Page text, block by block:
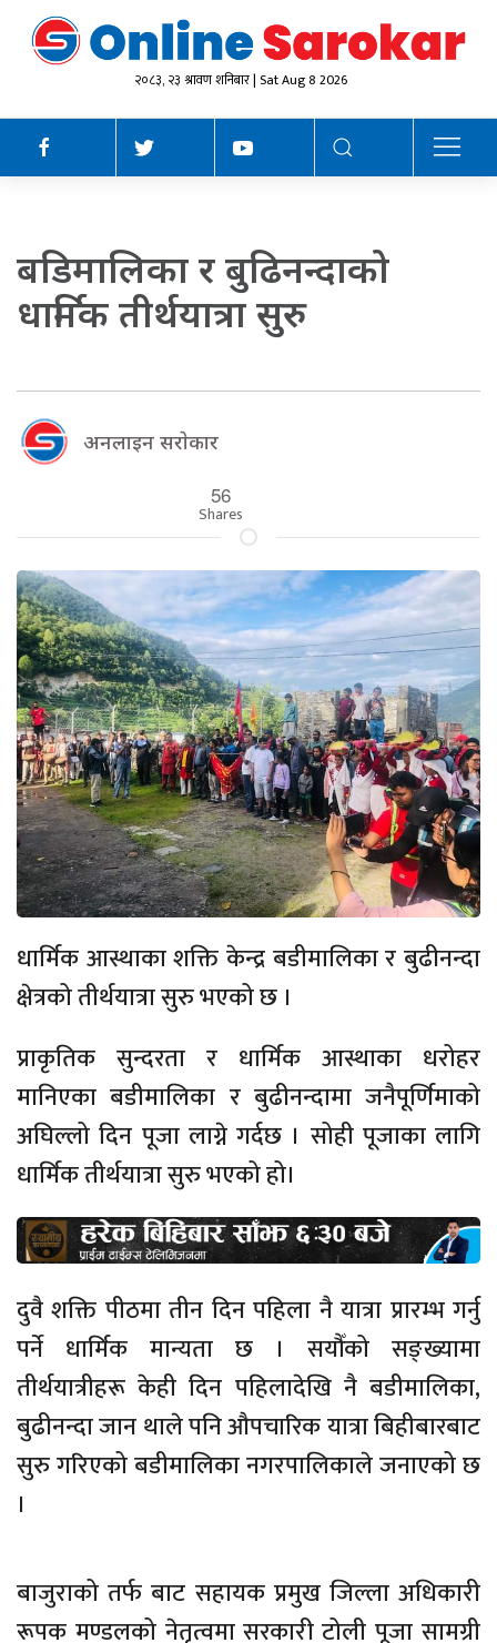
२०८३, २३ श्रावण शनिबार | Sat Aug 8 2026
बडिमालिका र बुढिनन्दाको
धार्मिक तीर्थयात्रा सुरु
अनलाइन सराेकार
56
Shares
धार्मिक आस्थाका शक्ति केन्द्र बडीमालिका र बुढीनन्दा
क्षेत्रको तीर्थयात्रा सुरु भएको छ ।
प्राकृतिक सुन्दरता र धार्मिक आस्थाका धरोहर
मानिएका बडीमालिका र बुढीनन्दामा जनैपूर्णिमाको
अघिल्लो दिन पूजा लाग्ने गर्दछ । सोही पूजाका लागि
धार्मिक तीर्थयात्रा सुरु भएको हो।
दुवै शक्ति पीठमा तीन दिन पहिला नै यात्रा प्रारम्भ गर्नु
पर्ने धार्मिक मान्यता छ । सयौँको सङ्ख्यामा
तीर्थयात्रीहरू केही दिन पहिलादेखि नै बडीमालिका,
बुढीनन्दा जान थाले पनि औपचारिक यात्रा बिहीबारबाट
सुरु गरिएको बडीमालिका नगरपालिकाले जनाएको छ
।
बाजुराको तर्फ बाट सहायक प्रमुख जिल्ला अधिकारी
रूपक मण्डलको नेतृत्वमा सरकारी टोली पूजा सामग्री